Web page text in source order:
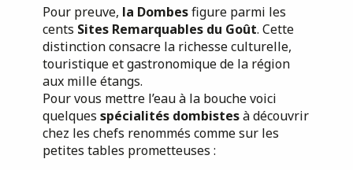
Pour preuve, la Dombesfigure parmi les
cents Sites Remarquables du Goût. Cette
distinction consacre la richesse culturelle,
touristique et gastronomique de la région
aux mille étangs.
Pour vous mettre l’eau à la bouche voici
quelques spécialités dombistesà découvrir
chez les chefs renommés comme sur les
petites tables prometteuses :